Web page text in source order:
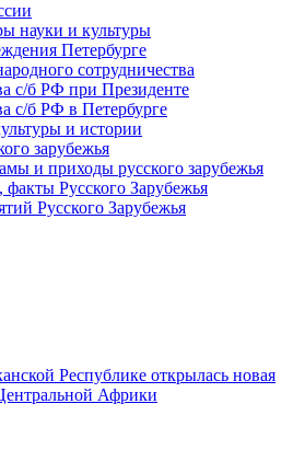
науки и культуры
Петербурге
сотрудничества
с/б РФ при Президенте
с/б РФ в Петербурге
и истории
зарубежья
и приходы русского зарубежья
Русского Зарубежья
Русского Зарубежья
Республике открылась новая
Африки